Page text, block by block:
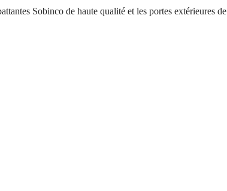
Sobinco de haute qualité et les portes extérieures de